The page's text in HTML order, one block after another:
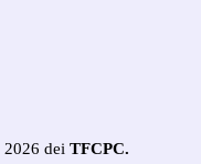
2026 dei TFCPC.